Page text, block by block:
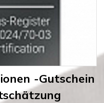
-Gutschein